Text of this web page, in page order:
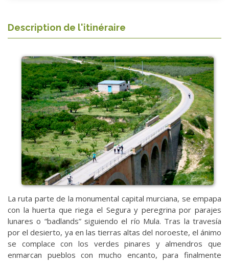
Description de l'itinéraire
La ruta parte de la monumental capital murciana, se empapa
con la huerta que riega el Segura y peregrina por parajes
lunares o “badlands” siguiendo el río Mula. Tras la travesía
por el desierto, ya en las tierras altas del noroeste, el ánimo
se complace con los verdes pinares y almendros que
enmarcan pueblos con mucho encanto, para finalmente